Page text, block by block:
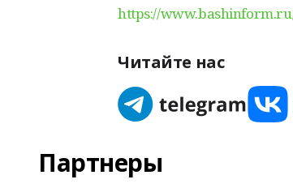
https://
Читайте нас
Партнеры